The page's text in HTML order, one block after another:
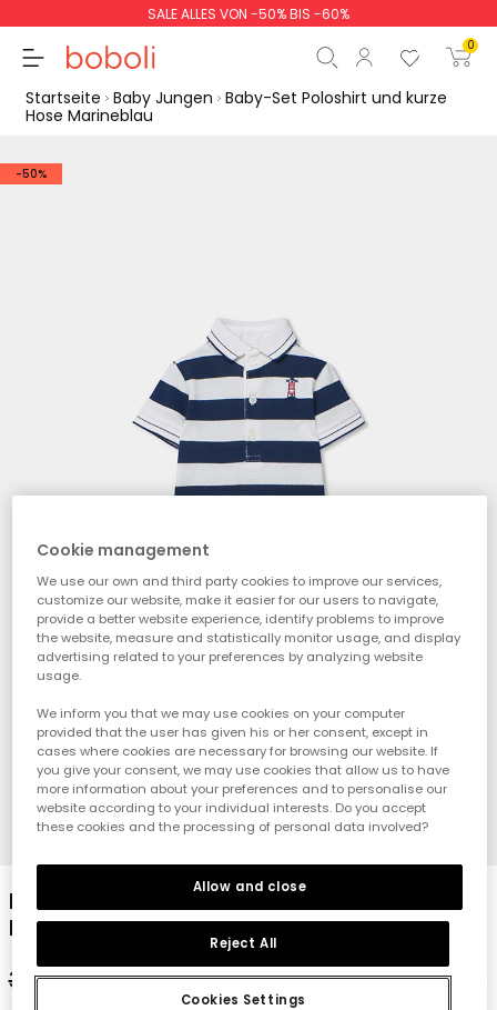
SALE ALLES VON -50% BIS -60%
0
Startseite Baby Jungen Baby-Set Poloshirt und kurze
Hose Marineblau
-50%
1 2 3 4 5 6 7 8
Baby-Set Poloshirt und kurze Hose
Marineblau
39,95 € 19,95 €
Cookie management
We use our own and third party cookies to improve our services,
customize our website, make it easier for our users to navigate,
provide a better website experience, identify problems to improve
the website, measure and statistically monitor usage, and display
advertising related to your preferences by analyzing website
usage.
We inform you that we may use cookies on your computer
provided that the user has given his or her consent, except in
cases where cookies are necessary for browsing our website. If
you give your consent, we may use cookies that allow us to have
more information about your preferences and to personalise our
website according to your individual interests. Do you accept
these cookies and the processing of personal data involved?
Cookies Settings
Reject All
Allow and close